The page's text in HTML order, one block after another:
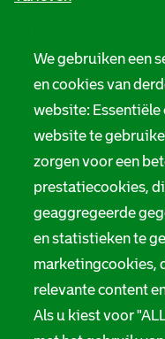
We gebruiken een
en cookies van
website:
website te
zorgen voor een
prestatiecookies,
geaggregeerde
en statistieken te
marketingcookies,
relevante content
Als u kiest voor
Digitale
Servicenormen
Melding taalgebruik
Suggesties en
Stadsarchief
Hofdijk 651, 3032 CG